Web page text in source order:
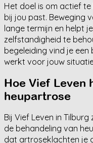
Het doel is om actief
bij jou past. Beweging
lange termijn en helpt
zelfstandigheid te
begeleiding vind je
werkt voor jouw
Hoe Vief Leven
heupartrose
Bij Vief Leven in
de behandeling van
dat artroseklachten je